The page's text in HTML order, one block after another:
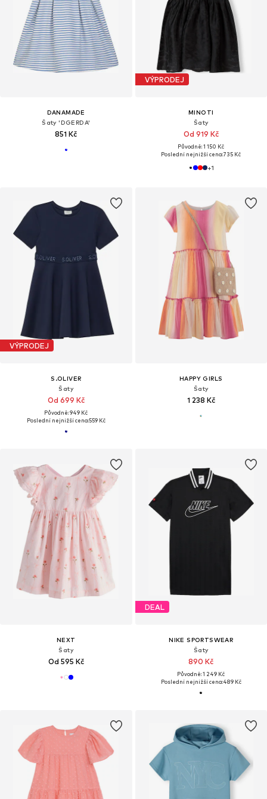
DANAMADE
Šaty 'DGERDA'
851 Kč
VÝPRODEJ
MINOTI
Šaty
Od 919 Kč
Původně: 1 150 Kč
Poslední nejnižší cena:735 Kč
+1
VÝPRODEJ
S.OLIVER
Šaty
Od 699 Kč
Původně: 949 Kč
Poslední nejnižší cena:559 Kč
HAPPY GIRLS
Šaty
1 238 Kč
NEXT
Šaty
Od 595 Kč
DEAL
NIKE SPORTSWEAR
Šaty
890 Kč
Původně: 1 249 Kč
Poslední nejnižší cena:489 Kč